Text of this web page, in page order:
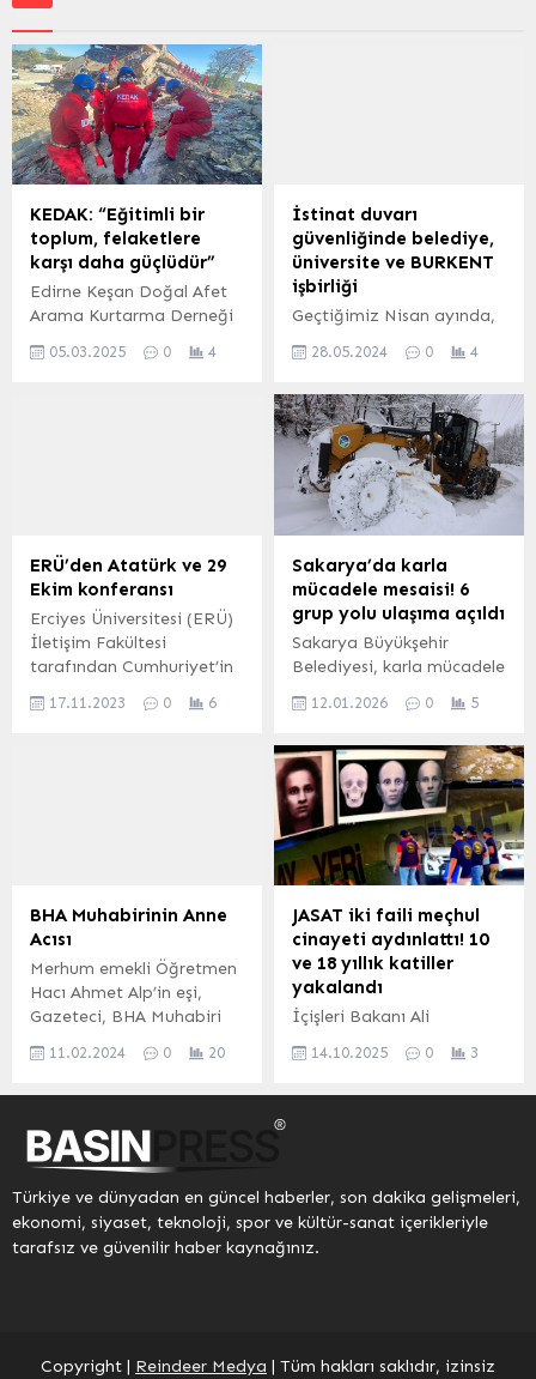
KEDAK: “Eğitimli bir
toplum, felaketlere
karşı daha güçlüdür”
Edirne Keşan Doğal Afet
Arama Kurtarma Derneği
Sorumlusu Mert Karahan,
05.03.2025 0 4
İstinat duvarı
güvenliğinde belediye,
üniversite ve BURKENT
işbirliği
Geçtiğimiz Nisan ayında,
Yenimahalle İsmet
hafriyat kaldırma ve
toprak hareket ölçümü
çalışmaları başladı. Gemlik
Belediye Başkanı Şükrü
Deviren ve Başkan
Yardımcısı Arzu Karataş
çalışmaları yerinde
inceledi. BURSA (İGFA) –
Gemlik Belediyesi
tarafından, ORÇE
Sitesi’nin bulunduğu
bölgede belirlenen dört
noktada inklinometre adı
kuruluyor....
28.05.2024 0 4
ERÜ’den Atatürk ve 29
Ekim konferansı
Erciyes Üniversitesi (ERÜ)
İletişim Fakültesi
tarafından Cumhuriyet’in
kapsamında “Atatürk: 29
Mehmet UZEL (KAYSERİ
İGFA) Sabancı Kültür
Sitesi’nde düzenlenen
etkinliğe; Rektör
Yardımcısı Prof. Dr. Hakan
Aydın, Genel Sekreter...
17.11.2023 0 6
Sakarya’da karla
mücadele mesaisi! 6
grup yolu ulaşıma açıldı
Sakarya Büyükşehir
Belediyesi, karla mücadele
yanında devam ediyor.
aksaklıklar yaşanmazken
şehrin yüksek kesimlerinde
bulunan mahallelerde ise
kar etkisini yoğun şekilde
gösteriyor. SAKARYA
(İGFA) – Sakarya
Büyükşehir Belediyesi,
karla mücadele mesaisine
devam ediyor. Saat 17.00
itibariyle ulaşıma kapanan
7 yoldan 6’sı ulaşıma
açıldı. Kısmı...
12.01.2026 0 5
BHA Muhabirinin Anne
Acısı
Merhum emekli Öğretmen
Hacı Ahmet Alp’in eşi,
Gazeteci, BHA Muhabiri
annesi Hacı Zehra Alp
ÖZCAN / BHA–TRABZON
Trabzon Vakfıkebir İlçesi
Alemisoğullarından
merhum emekli öğretmen
Hacı Ahmet Alp’in eşi
11.02.2024 0 20
JASAT iki faili meçhul
cinayeti aydınlattı! 10
ve 18 yıllık katiller
yakalandı
İçişleri Bakanı Ali
Araştırma Timleri’nin
bulunan kadın cesedinin
katili 10 yıl, Balıkesir’de
2007’de Gönen Çayı’nda
14.10.2025 0 3
Türkiye ve dünyadan en güncel haberler, son dakika gelişmeleri,
ekonomi, siyaset, teknoloji, spor ve kültür-sanat içerikleriyle
tarafsız ve güvenilir haber kaynağınız.
Copyright | Reindeer Medya | Tüm hakları saklıdır, izinsiz